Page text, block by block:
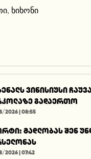
, ხიხონი
ვინისიუსი
გადაერთო
2026 | 08:55
მადლობას შენ
2026 | 07:42